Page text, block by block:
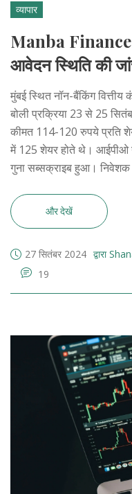
व्यापार
Manba
आवेदन स्थिति की
मुंबई स्थित नॉन-बैंकिंग
बोली प्रक्रिया 23 से 25
कीमत 114-120 रुपये प्रति
में 125 शेयर होते थे।
गुना सब्सक्राइब हुआ।
और देखें
27 सितंबर 2024 द्वारा
19